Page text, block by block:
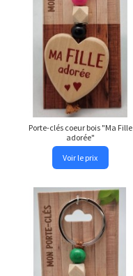
Porte-clés coeur bois "Ma Fille
adorée"
Voir le prix